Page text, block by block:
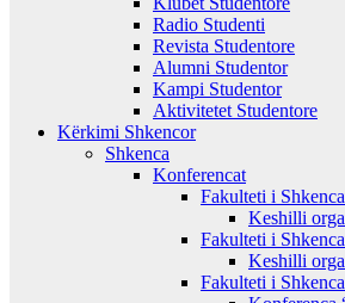
Radio Studenti
Revista Studentore
Alumni Studentor
Kampi Studentor
Aktivitetet Studentore
Kërkimi Shkencor
Shkenca
Konferencat
Fakulteti i
Keshilli
Fakulteti i
Keshilli
Fakulteti i